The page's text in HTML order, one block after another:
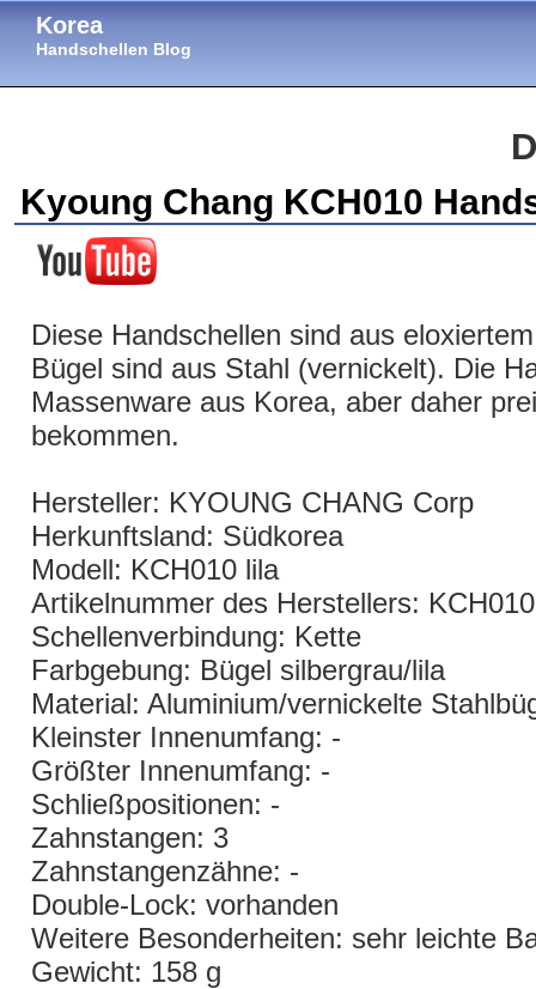
Korea
Handschellen Blog
Kyoung Chang KCH010
Diese Handschellen sind aus
Bügel sind aus Stahl (vernickelt). Die
Massenware aus Korea, aber daher
bekommen.
Hersteller: KYOUNG CHANG Corp
Herkunftsland: Südkorea
Modell: KCH010 lila
Artikelnummer des Herstellers: KCH010
Schellenverbindung: Kette
Farbgebung: Bügel silbergrau/lila
Material: Aluminium/vernickelte
Kleinster Innenumfang: -
Größter Innenumfang: -
Schließpositionen: -
Zahnstangen: 3
Zahnstangenzähne: -
Double-Lock: vorhanden
Weitere Besonderheiten: sehr leichte
Gewicht: 158 g